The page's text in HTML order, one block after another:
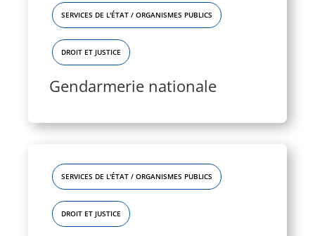
SERVICES DE L'ÉTAT / ORGANISMES PUBLICS
DROIT ET JUSTICE
Gendarmerie nationale
SERVICES DE L'ÉTAT / ORGANISMES PUBLICS
DROIT ET JUSTICE